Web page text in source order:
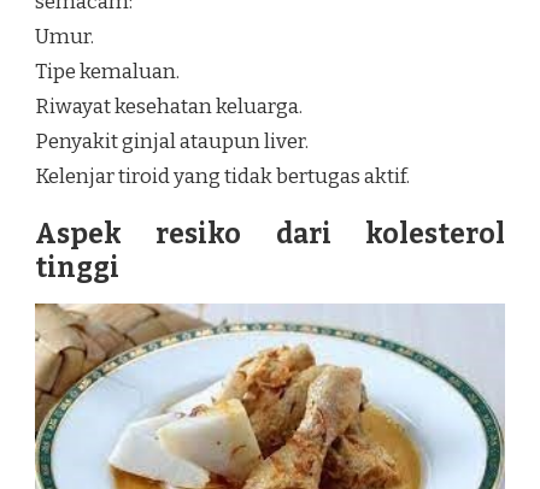
Umur.
Tipe kemaluan.
Riwayat kesehatan keluarga.
Penyakit ginjal ataupun liver.
Kelenjar tiroid yang tidak bertugas aktif.
Aspek resiko dari kolesterol
tinggi